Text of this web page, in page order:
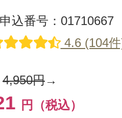
申込番号：01710667
4.6 (104
4,950円→
円（税込）